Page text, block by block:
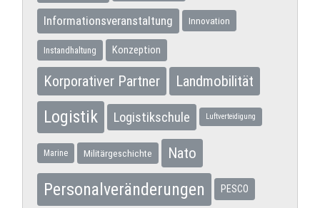
Informationsveranstaltung Innovation
Instandhaltung Konzeption
Korporativer Partner Landmobilität
Logistik Logistikschule Luftverteidigung
Marine Militärgeschichte Nato
Personalveränderungen PESCO